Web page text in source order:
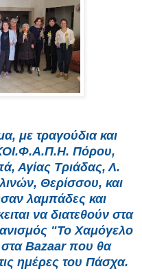
με τραγούδια και
Πόρου,
Αγίας Τριάδας, Λ.
Θερίσσου, και
λαμπάδες και
να διατεθούν στα
"Το Χαμόγελο
στα Bazaar που θα
ημέρες του Πάσχα.